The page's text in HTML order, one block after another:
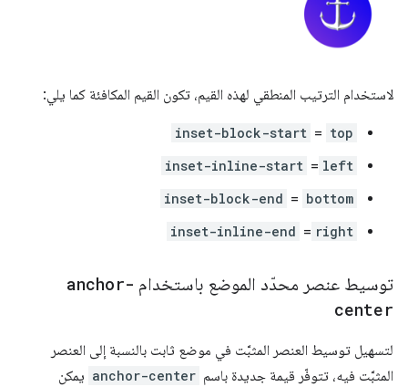
لاستخدام الترتيب المنطقي لهذه القيم، تكون القيم المكافئة كما يلي:
top
=
inset-block-start
left
=
inset-inline-start
bottom
=
inset-block-end
right
=
inset-inline-end
توسيط عنصر محدّد الموضع باستخدام anchor-
center
لتسهيل توسيط العنصر المثبَّت في موضع ثابت بالنسبة إلى العنصر
المثبَّت فيه، تتوفّر قيمة جديدة باسم anchor-center يمكن